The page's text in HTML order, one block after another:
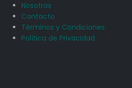
Nosotros
Contacto
Términos y Condiciones
Política de Privacidad